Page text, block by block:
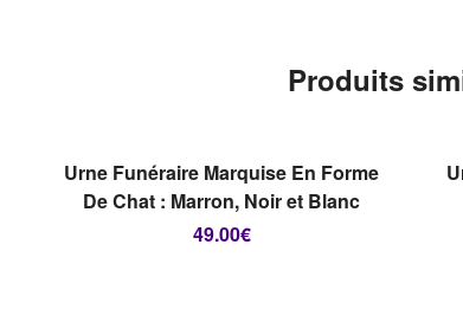
Produits
CHOIX DES OPTIONS
Urne Funéraire Marquise En Forme
De Chat : Marron, Noir et Blanc
49.00€